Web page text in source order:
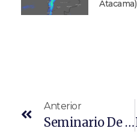
Atacama)
Anterior
Seminario De Cierre Destaca Producción Del Primer Litro De Combustible De Aviación A Partir De Plásticos En Chile